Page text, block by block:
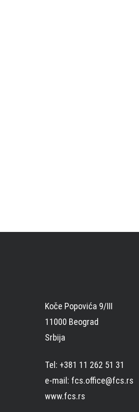
Koče Popovića 9/III
11000 Beograd
Srbija
Tel: +381 11 262 51 31
e-mail: fcs.office@fcs.rs
www.fcs.rs